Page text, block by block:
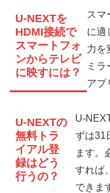
U-NEXTを
HDMI接続で
スマートフォ
ンからテレビ
に映すには？
スマ
に適
力を
ミ
アプ
U-NEXTの
無料トラ
イアル登
録はどう
行うの？
U-
ずは31
ます。
すれば
できま